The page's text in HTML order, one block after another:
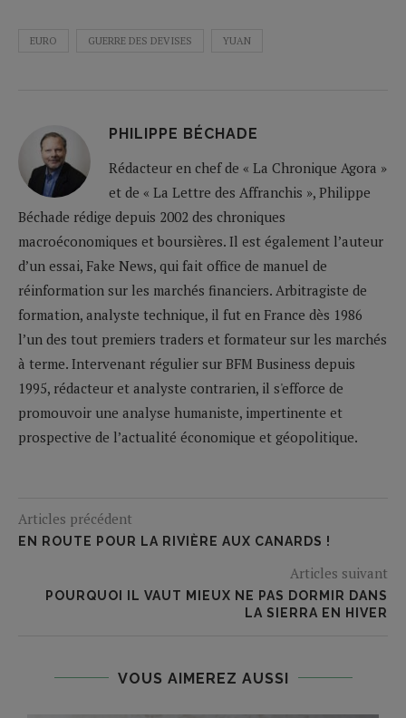
EURO GUERRE DES DEVISES YUAN
PHILIPPE BÉCHADE
Rédacteur en chef de « La Chronique Agora »
et de « La Lettre des Affranchis », Philippe
Béchade rédige depuis 2002 des chroniques
macroéconomiques et boursières. Il est également l’auteur
d’un essai, Fake News, qui fait office de manuel de
réinformation sur les marchés financiers. Arbitragiste de
formation, analyste technique, il fut en France dès 1986
l’un des tout premiers traders et formateur sur les marchés
à terme. Intervenant régulier sur BFM Business depuis
1995, rédacteur et analyste contrarien, il s'efforce de
promouvoir une analyse humaniste, impertinente et
prospective de l’actualité économique et géopolitique.
Articles précédent
EN ROUTE POUR LA RIVIÈRE AUX CANARDS !
Articles suivant
POURQUOI IL VAUT MIEUX NE PAS DORMIR DANS
LA SIERRA EN HIVER
VOUS AIMEREZ AUSSI